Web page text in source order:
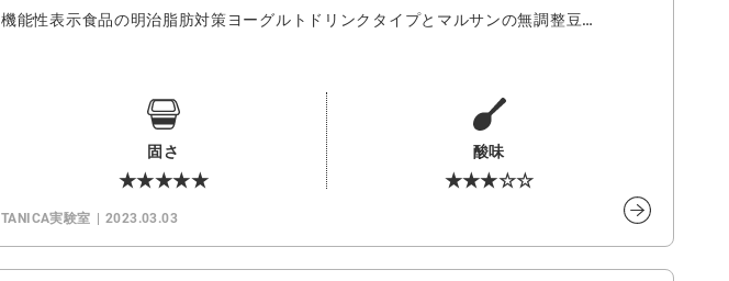
機能性表示食品の明治脂肪対策ヨーグルトドリンクタイプとマルサンの無調整豆…
固さ
★★★★★
酸味
★★★☆☆
TANICA実験室 2023.03.03